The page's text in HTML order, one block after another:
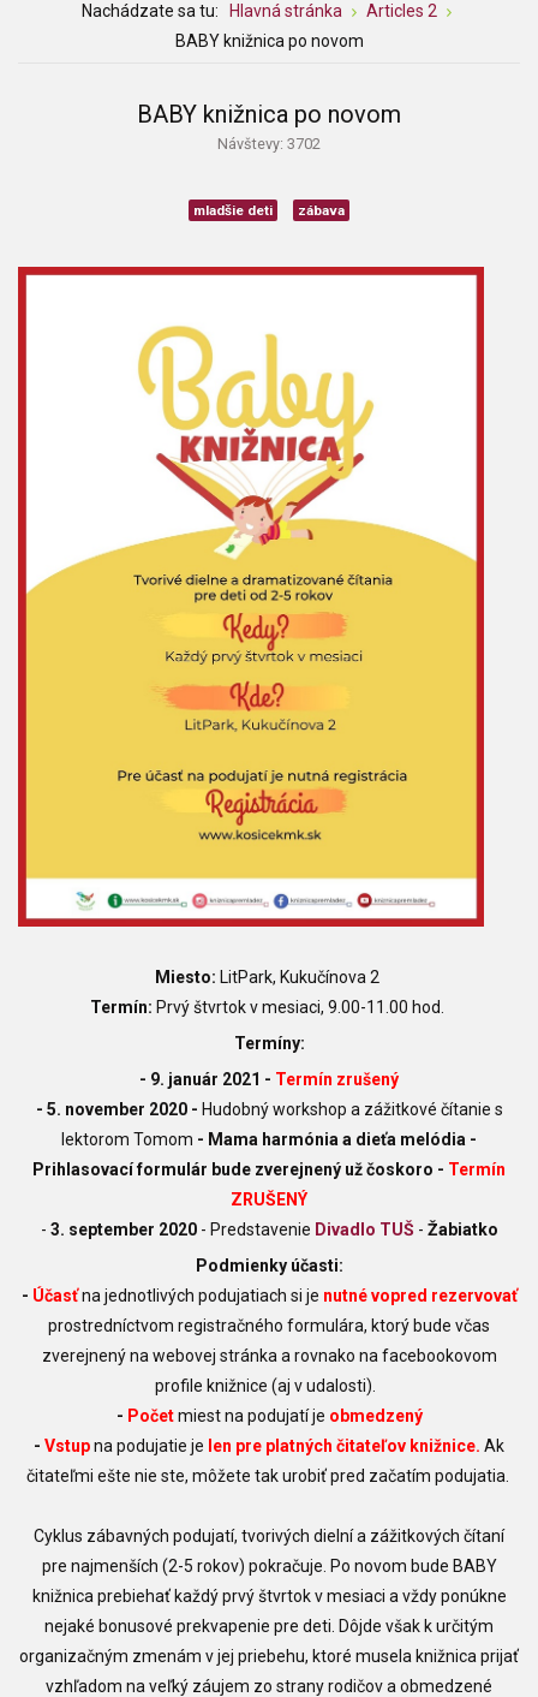
Nachádzate sa tu: Hlavná stránka
Articles 2
BABY knižnica po novom
BABY knižnica po novom
Návštevy: 3702
mladšie deti zábava
Miesto: LitPark, Kukučínova 2
Termín: Prvý štvrtok v mesiaci, 9.00-11.00 hod.
Termíny:
- 9. január 2021 - Termín zrušený
- 5. november 2020- Hudobný workshop a zážitkové čítanie s
lektorom Tomom - Mama harmónia a dieťa melódia -
Prihlasovací formulár bude zverejnený už čoskoro - Termín
ZRUŠENÝ
- 3. september 2020- Predstavenie Divadlo TUŠ - Žabiatko
Podmienky účasti:
- Účasťna jednotlivých podujatiach si je nutné vopred rezervovať
prostredníctvom registračného formulára, ktorý bude včas
zverejnený na webovej stránka a rovnako na facebookovom
profile knižnice (aj v udalosti).
- Počet miest na podujatí je obmedzený
- Vstupna podujatie je len pre platných čitateľov knižnice. Ak
čitateľmi ešte nie ste, môžete tak urobiť pred začatím podujatia.
Cyklus zábavných podujatí, tvorivých dielní a zážitkových čítaní
pre najmenších (2-5 rokov) pokračuje. Po novom bude BABY
knižnica prebiehať každý prvý štvrtok v mesiaci a vždy ponúkne
nejaké bonusové prekvapenie pre deti. Dôjde však k určitým
organizačným zmenám v jej priebehu, ktoré musela knižnica prijať
vzhľadom na veľký záujem zo strany rodičov a obmedzené